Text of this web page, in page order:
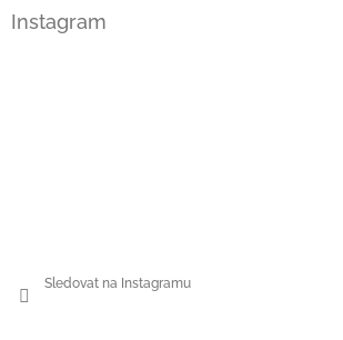
Instagram
Sledovat na Instagramu